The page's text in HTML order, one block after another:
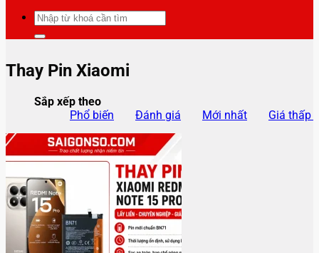
Tìm
kiếm:
Thay Pin Xiaomi
Sắp xếp theo
Phổ biến
Đánh giá Mới nhất Giá thấp